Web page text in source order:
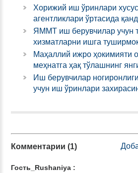
Хорижий иш ўринлари
агентликлари ўртасида
ЯММТ иш берувчилар учун
хизматларни ишга
Маҳаллий ижро ҳокимияти
меҳнатга ҳақ тўлашнинг
Иш берувчилар
учун иш ўринлари
Комментарии (1)
Гость_Rushaniya :